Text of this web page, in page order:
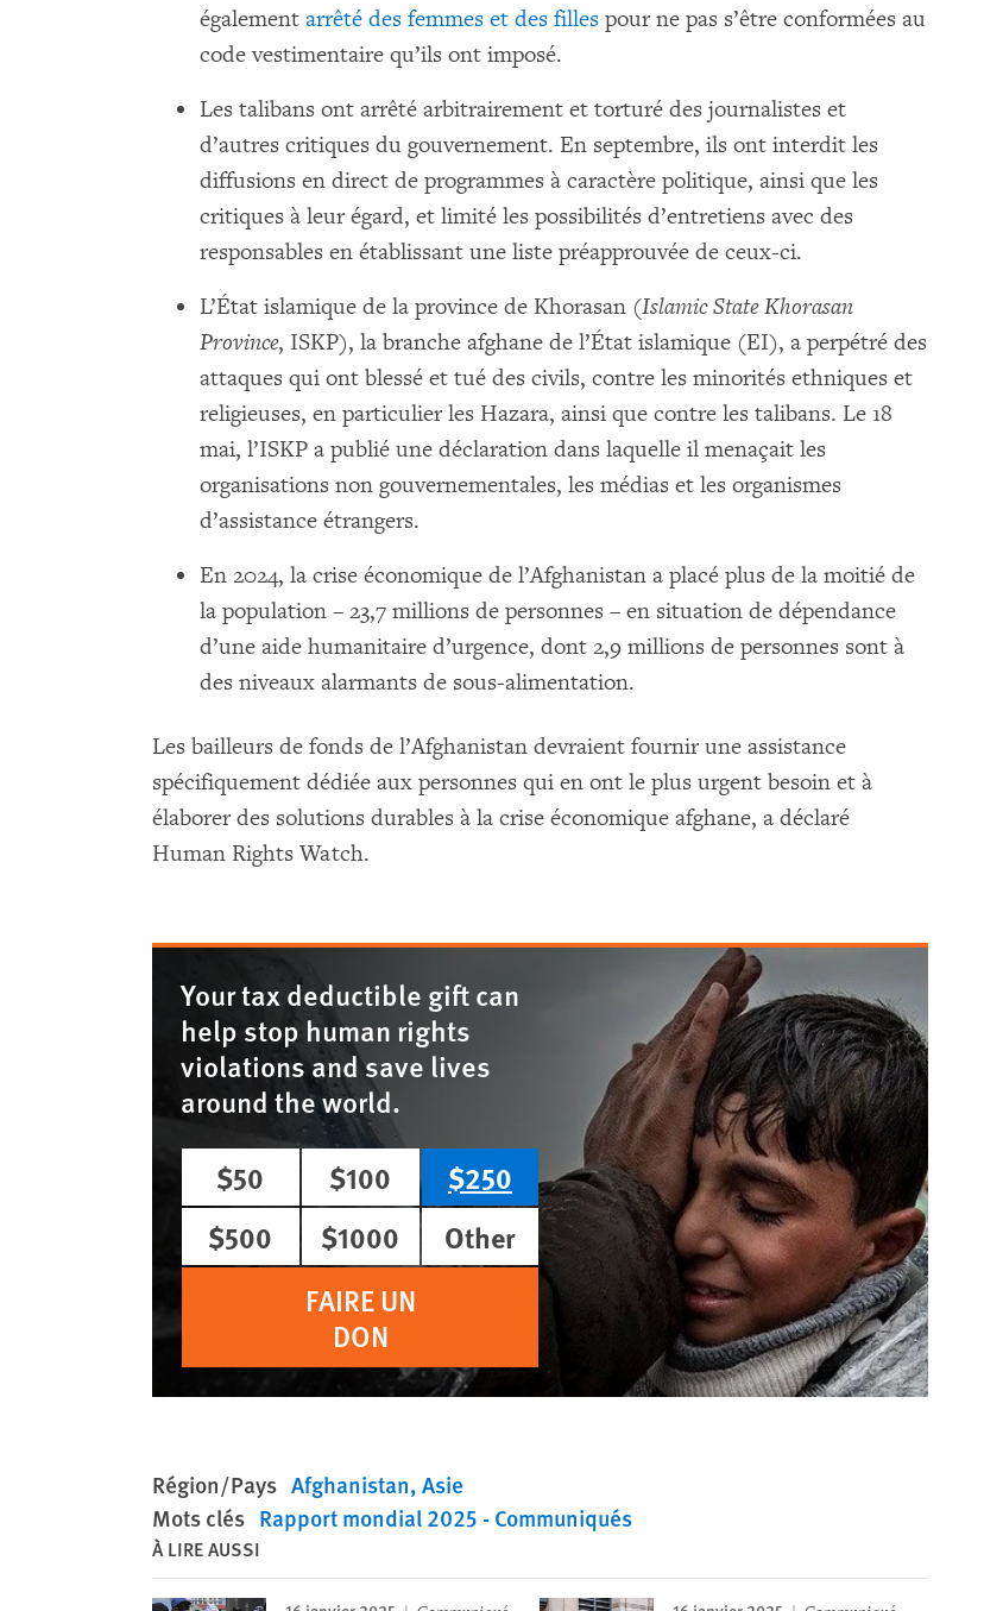
également arrêté des femmes et des filles pour ne pas s’être conformées au
code vestimentaire qu’ils ont imposé.
Les talibans ont arrêté arbitrairement et torturé des journalistes et
d’autres critiques du gouvernement. En septembre, ils ont interdit les
diffusions en direct de programmes à caractère politique, ainsi que les
critiques à leur égard, et limité les possibilités d’entretiens avec des
responsables en établissant une liste préapprouvée de ceux-ci.
L’État islamique de la province de Khorasan (Islamic State Khorasan
Province, ISKP), la branche afghane de l’État islamique (EI), a perpétré des
attaques qui ont blessé et tué des civils, contre les minorités ethniques et
religieuses, en particulier les Hazara, ainsi que contre les talibans. Le 18
mai, l’ISKP a publié une déclaration dans laquelle il menaçait les
organisations non gouvernementales, les médias et les organismes
d’assistance étrangers.
En 2024, la crise économique de l’Afghanistan a placé plus de la moitié de
la population – 23,7 millions de personnes – en situation de dépendance
d’une aide humanitaire d’urgence, dont 2,9 millions de personnes sont à
des niveaux alarmants de sous-alimentation.
Les bailleurs de fonds de l’Afghanistan devraient fournir une assistance
spécifiquement dédiée aux personnes qui en ont le plus urgent besoin et à
élaborer des solutions durables à la crise économique afghane, a déclaré
Human Rights Watch.
Your tax deductible gift can
help stop human rights
violations and save lives
around the world.
$50
$100
$250
$500
$1000
Other
FAIRE UN
DON
Région/Pays Afghanistan Asie
Mots clés Rapport mondial 2025 - Communiqués
À LIRE AUSSI